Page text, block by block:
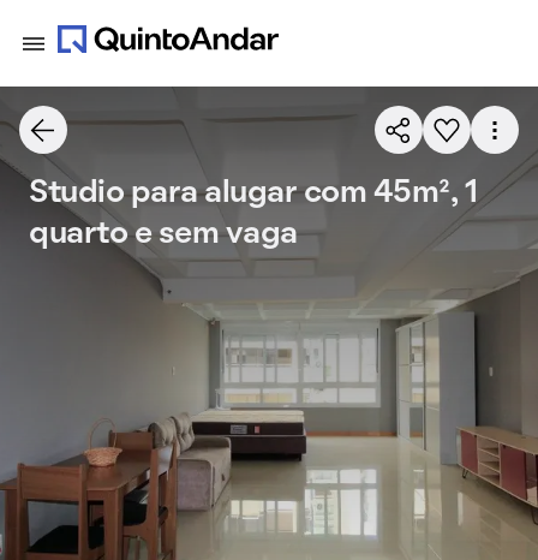
Studio para alugar com 45m², 1
quarto e sem vaga